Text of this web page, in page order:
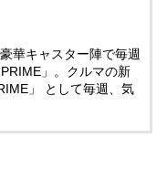
華キャスター陣で毎週
」。クルマの新
」 として毎週、気
、クルマのある日常を